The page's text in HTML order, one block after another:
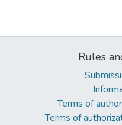
Rules
Terms of
Terms of